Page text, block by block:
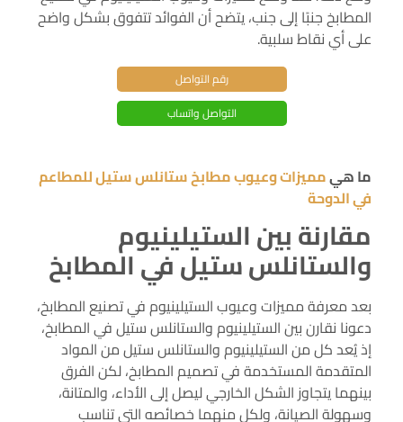
المطابخ جنبًا إلى جنب، يتضح أن الفوائد تتفوق بشكل واضح
على أي نقاط سلبية.
رقم التواصل
التواصل واتساب
ما هيمميزات وعيوب مطابخ ستانلس ستيل للمطاعم
في الدوحة
مقارنة بين الستيلينيوم
والستانلس ستيل في المطابخ
بعد معرفة مميزات وعيوب الستيلينيوم في تصنيع المطابخ،
دعونا نقارن بين الستيلينيوم والستانلس ستيل في المطابخ،
إذ يُعد كل من الستيلينيوم والستانلس ستيل من المواد
المتقدمة المستخدمة في تصميم المطابخ، لكن الفرق
بينهما يتجاوز الشكل الخارجي ليصل إلى الأداء، والمتانة،
وسهولة الصيانة، ولكل منهما خصائصه التي تناسب